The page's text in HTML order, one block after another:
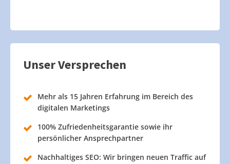
Unser Versprechen
Mehr als 15 Jahren Erfahrung im Bereich des
digitalen Marketings
100% Zufriedenheitsgarantie sowie ihr
persönlicher Ansprechpartner
Nachhaltiges SEO: Wir bringen neuen Traffic auf